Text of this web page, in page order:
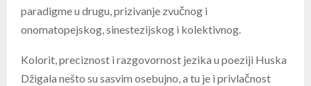
paradigme u drugu, prizivanje zvučnog i
onomatopejskog, sinestezijskog i kolektivnog.
Kolorit, preciznost i razgovornost jezika u poeziji Huska
Džigala nešto su sasvim osebujno, a tu je i privlačnost